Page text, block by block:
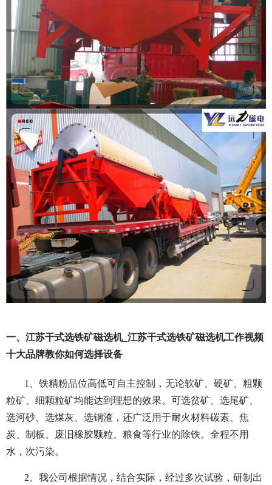
一、江苏干式选铁矿磁选机_江苏干式选铁矿磁选机工作视频
十大品牌教你如何选择设备
1、铁精粉品位高低可自主控制，无论软矿、硬矿、粗颗
粒矿、细颗粒矿均能达到理想的效果。可选贫矿、选尾矿、
选河砂、选煤灰、选钢渣，还广泛用于耐火材料碳素、焦
炭、制板、废旧橡胶颗粒、粮食等行业的除铁。全程不用
水，次污染。
2、我公司根据情况，结合实际，经过多次试验，研制出